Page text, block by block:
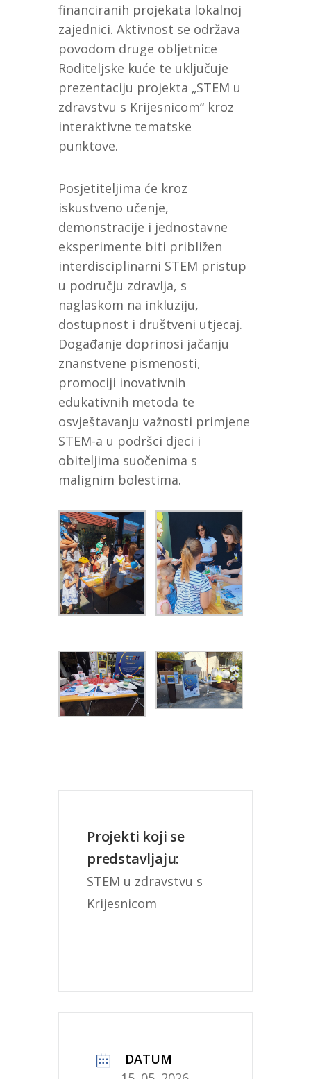
financiranih projekata lokalnoj
zajednici. Aktivnost se održava
povodom druge obljetnice
Roditeljske kuće te uključuje
prezentaciju projekta „STEM u
zdravstvu s Krijesnicom“ kroz
interaktivne tematske
punktove.
Posjetiteljima će kroz
iskustveno učenje,
demonstracije i jednostavne
eksperimente biti približen
interdisciplinarni STEM pristup
u području zdravlja, s
naglaskom na inkluziju,
dostupnost i društveni utjecaj.
Događanje doprinosi jačanju
znanstvene pismenosti,
promociji inovativnih
edukativnih metoda te
osvještavanju važnosti primjene
STEM-a u podršci djeci i
obiteljima suočenima s
malignim bolestima.
Projekti koji se
predstavljaju:
STEM u zdravstvu s
Krijesnicom
DATUM